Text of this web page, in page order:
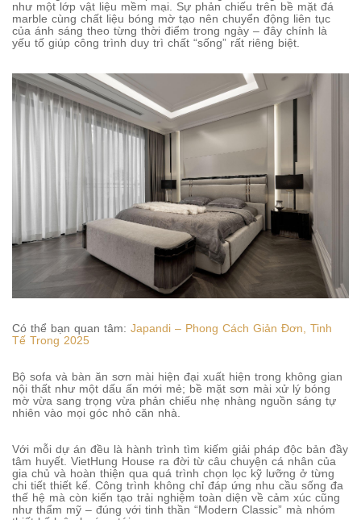
như một lớp vật liệu mềm mại. Sự phản chiếu trên bề mặt đá
marble cùng chất liệu bóng mờ tạo nên chuyển động liên tục
của ánh sáng theo từng thời điểm trong ngày – đây chính là
yếu tố giúp công trình duy trì chất “sống” rất riêng biệt.
Có thể bạn quan tâm: Japandi – Phong Cách Giản Đơn, Tinh
Tế Trong 2025
Bộ sofa và bàn ăn sơn mài hiện đại xuất hiện trong không gian
nội thất như một dấu ấn mới mẻ; bề mặt sơn mài xử lý bóng
mờ vừa sang trọng vừa phản chiếu nhẹ nhàng nguồn sáng tự
nhiên vào mọi góc nhỏ căn nhà.
Với mỗi dự án đều là hành trình tìm kiếm giải pháp độc bản đầy
tâm huyết. VietHung House ra đời từ câu chuyện cá nhân của
gia chủ và hoàn thiện qua quá trình chọn lọc kỹ lưỡng ở từng
chi tiết thiết kế. Công trình không chỉ đáp ứng nhu cầu sống đa
thế hệ mà còn kiến tạo trải nghiệm toàn diện về cảm xúc cũng
như thẩm mỹ – đúng với tinh thần “Modern Classic” mà nhóm